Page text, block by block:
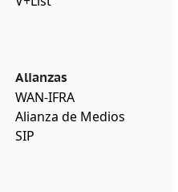
Alianzas
WAN-IFRA
Alianza de Medios
SIP